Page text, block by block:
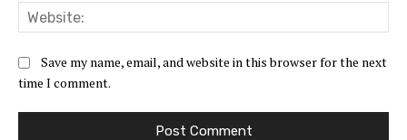
Save my name, email, and website in this browser for the next
time I comment.